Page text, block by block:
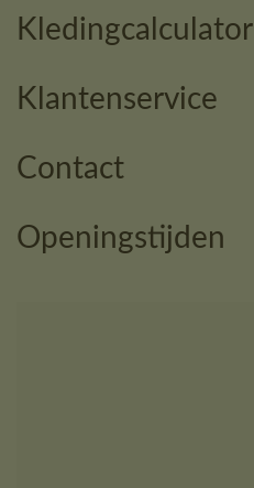
Kledingcalculator
Klantenservice
Contact
Openingstijden